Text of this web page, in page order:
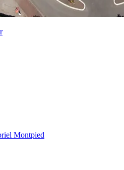
Montpied